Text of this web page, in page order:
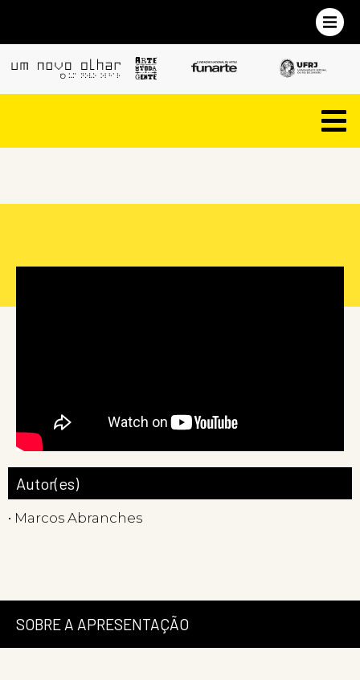
Autor(es)
• Marcos Abranches
SOBRE A APRESENTAÇÃO